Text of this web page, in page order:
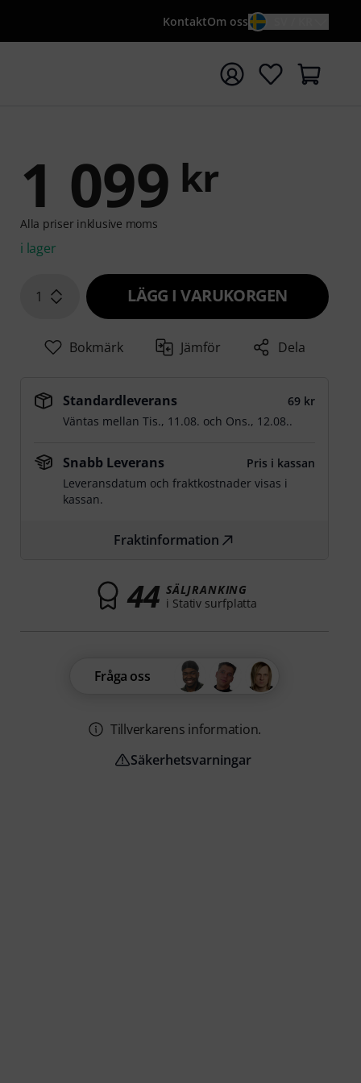
KontaktOm oss
sökningen med söktermen {searchTerm}
1 099 kr
Alla priser inklusive moms
i lager
1 LÄGG I VARUKORGEN
Bokmärk Jämför Dela
Standardleverans
69 kr
Väntas mellanTis., 11.08. och Ons., 12.08..
Snabb Leverans
Pris i kassan
Leveransdatum och fraktkostnader visas i
kassan.
Fraktinformation
44 SÄLJRANKING
i Stativ surfplatta
Fråga oss
Tillverkarens information.
Säkerhetsvarningar